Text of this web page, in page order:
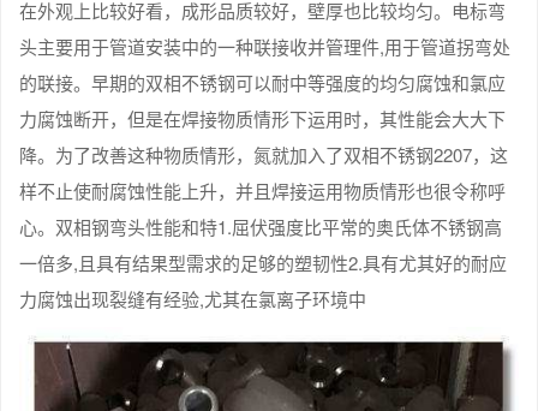
在外观上比较好看，成形品质较好，壁厚也比较均匀。电标弯
头主要用于管道安装中的一种联接收并管理件,用于管道拐弯处
的联接。早期的双相不锈钢可以耐中等强度的均匀腐蚀和氯应
力腐蚀断开，但是在焊接物质情形下运用时，其性能会大大下
降。为了改善这种物质情形，氮就加入了双相不锈钢2207，这
样不止使耐腐蚀性能上升，并且焊接运用物质情形也很令称呼
心。双相钢弯头性能和特1.屈伏强度比平常的奥氏体不锈钢高
一倍多,且具有结果型需求的足够的塑韧性2.具有尤其好的耐应
力腐蚀出现裂缝有经验,尤其在氯离子环境中